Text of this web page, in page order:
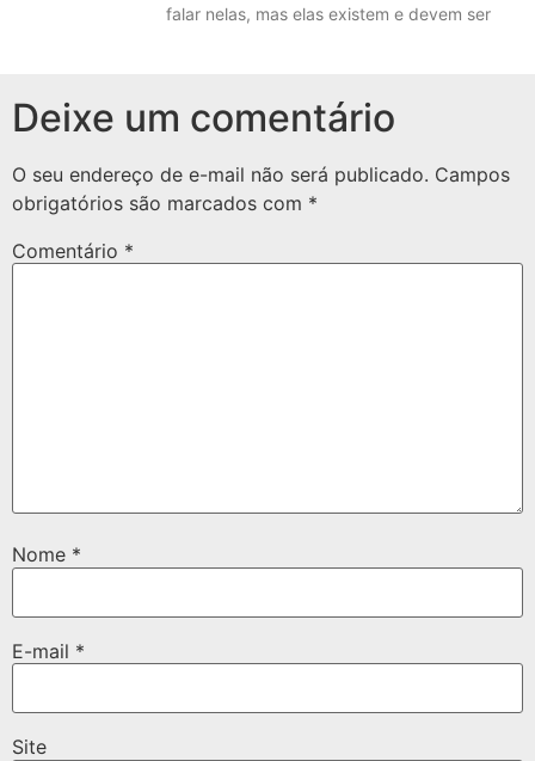
falar nelas, mas elas existem e devem ser
Deixe um comentário
O seu endereço de e-mail não será publicado. Campos
obrigatórios são marcados com *
Comentário *
Nome *
E-mail *
Site